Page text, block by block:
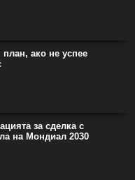
ако не успее
за сделка с
на Мондиал 2030